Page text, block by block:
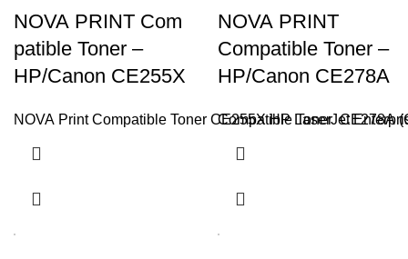
NOVA PRINT Com
patible Toner –
HP/Canon CE255X
NOVA Print Compatible Toner CE255X HP LaserJet
NOVA PRINT
Compatible Toner –
HP/Canon CE278A
Compatible Toner CE278A